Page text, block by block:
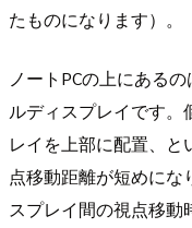
たものになります）。
ノートPCの上にある
ルディスプレイです。
レイを上部に配置、
点移動距離が短めにな
スプレイ間の視点移動